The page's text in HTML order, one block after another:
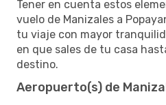
Tener en cuenta estos
vuelo de Manizales a
tu viaje con mayor
en que sales de tu casa
destino.
Aeropuerto(s) de